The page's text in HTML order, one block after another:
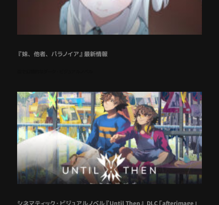
『妹、他者、パラノイア』最新情報
シネマティック・ビジュアルノベル『Until Then』 DLC「afterimage」